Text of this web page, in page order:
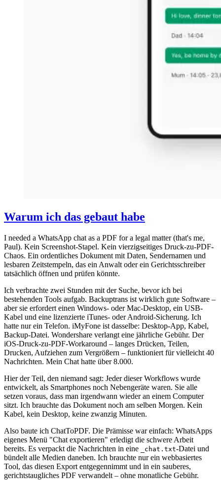
Warum ich das gebaut habe
I needed a WhatsApp chat as a PDF for a legal matter (that's me,
Paul). Kein Screenshot-Stapel. Kein vierzigseitiges Druck-zu-PDF-
Chaos. Ein ordentliches Dokument mit Daten, Sendernamen und
lesbaren Zeitstempeln, das ein Anwalt oder ein Gerichtsschreiber
tatsächlich öffnen und prüfen könnte.
Ich verbrachte zwei Stunden mit der Suche, bevor ich bei
bestehenden Tools aufgab. Backuptrans ist wirklich gute Software –
aber sie erfordert einen Windows- oder Mac-Desktop, ein USB-
Kabel und eine lizenzierte iTunes- oder Android-Sicherung. Ich
hatte nur ein Telefon. iMyFone ist dasselbe: Desktop-App, Kabel,
Backup-Datei. Wondershare verlangt eine jährliche Gebühr. Der
iOS-Druck-zu-PDF-Workaround – langes Drücken, Teilen,
Drucken, Aufziehen zum Vergrößern – funktioniert für vielleicht 40
Nachrichten. Mein Chat hatte über 8.000.
Hier der Teil, den niemand sagt: Jeder dieser Workflows wurde
entwickelt, als Smartphones noch Nebengeräte waren. Sie alle
setzen voraus, dass man irgendwann wieder an einem Computer
sitzt. Ich brauchte das Dokument noch am selben Morgen. Kein
Kabel, kein Desktop, keine zwanzig Minuten.
Also baute ich ChatToPDF. Die Prämisse war einfach: WhatsApps
eigenes Menü "Chat exportieren" erledigt die schwere Arbeit
bereits. Es verpackt die Nachrichten in eine
_chat.txt-Datei und
bündelt alle Medien daneben. Ich brauchte nur ein webbasiertes
Tool, das diesen Export entgegennimmt und in ein sauberes,
gerichtstaugliches PDF verwandelt – ohne monatliche Gebühr.